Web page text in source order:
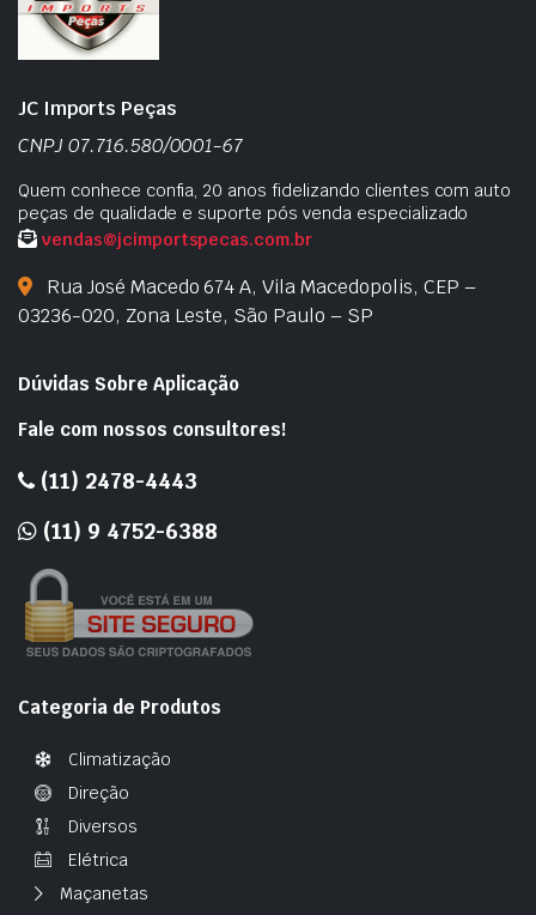
JC Imports Peças
CNPJ 07.716.580/0001-67
Quem conhece confia, 20 anos fidelizando clientes com auto
peças de qualidade e suporte pós venda especializado
vendas@jcimportspecas.com.br
Rua José Macedo 674 A, Vila Macedopolis, CEP –
03236-020, Zona Leste, São Paulo – SP
Dúvidas Sobre Aplicação
Fale com nossos consultores!
(11) 2478-4443
(11) 9 4752-6388
Categoria de Produtos
Climatização
Direção
Diversos
Elétrica
Maçanetas